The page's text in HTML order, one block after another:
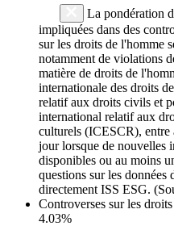
La pondération
impliquées dans des
sur les droits de l'homme
notamment de violations
matière de droits de
internationale des droits
relatif aux droits civils et
international relatif aux
culturels (ICESCR), entre
jour lorsque de nouvelles
disponibles ou au moins
questions sur les
directement ISS ESG.
Controverses sur les
4.03%